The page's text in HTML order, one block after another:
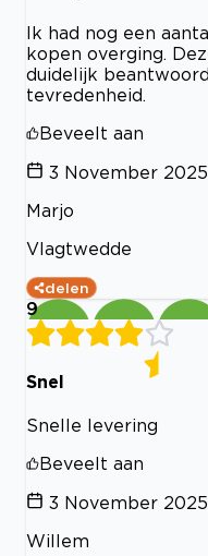
Ik had nog een
kopen overging.
duidelijk
tevredenheid.
Beveelt aan
3 November 2025
Marjo
Vlagtwedde
delen
9
Snel
Snelle levering
Beveelt aan
3 November 2025
Willem